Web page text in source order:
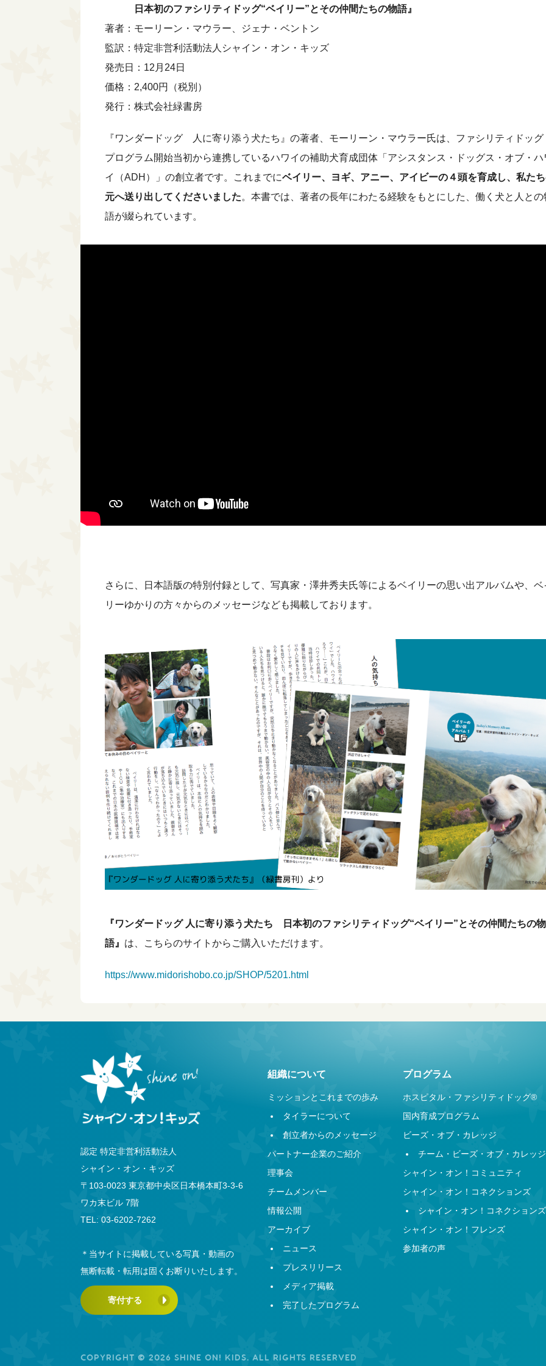
日本初のファシリティドッグ“ベイリー”とその仲間たちの物語』
著者：モーリーン・マウラー、ジェナ・ベントン
監訳：特定非営利活動法人シャイン・オン・キッズ
発売日：12月24日
価格：2,400円（税別）
発行：株式会社緑書房
『ワンダードッグ 人に寄り添う犬たち』の著者、モーリーン・マウラー氏は、ファシリティドッグ
プログラム開始当初から連携しているハワイの補助犬育成団体「アシスタンス・ドッグス・オブ・ハ
イ（ADH）」の創立者です。これまでにベイリー、ヨギ、アニー、アイビーの４頭を育成し、私た
元へ送り出してくださいました。本書では、著者の長年にわたる経験をもとにした、働く犬と人との
語が綴られています。
さらに、日本語版の特別付録として、写真家・澤井秀夫氏等によるベイリーの思い出アルバムや、ベ
リーゆかりの方々からのメッセージなども掲載しております。
『ワンダードッグ 人に寄り添う犬たち 日本初のファシリティドッグ“ベイリー”とその仲間たちの物
語』 は、こちらのサイトからご購入いただけます。
https://www.midorishobo.co.jp/SHOP/5201.html
認定 特定非営利活動法人
シャイン・オン・キッズ
〒103-0023 東京都中央区日本橋本町3-3-6
ワカ末ビル 7階
TEL: 03-6202-7262
＊当サイトに掲載している写真・動画の
無断転載・転用は固くお断りいたします。
寄付する
組織について
ミッションとこれまでの歩み
タイラーについて
創立者からのメッセージ
パートナー企業のご紹介
理事会
チームメンバー
情報公開
アーカイブ
ニュース
プレスリリース
メディア掲載
完了したプログラム
プログラム
ホスピタル・ファシリティドッグ®︎
国内育成プログラム
ビーズ・オブ・カレッジ
チーム・ビーズ・オブ・カレッジ
シャイン・オン！コミュニティ
シャイン・オン！コネクションズ
シャイン・オン！コネクション
シャイン・オン！フレンズ
参加者の声
COPYRIGHT © 2026 SHINE ON! KIDS. ALL RIGHTS RESERVED